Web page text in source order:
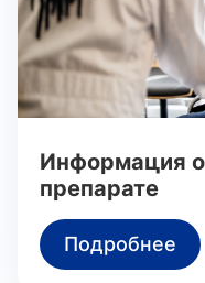
Информация
препарате
Подробнее